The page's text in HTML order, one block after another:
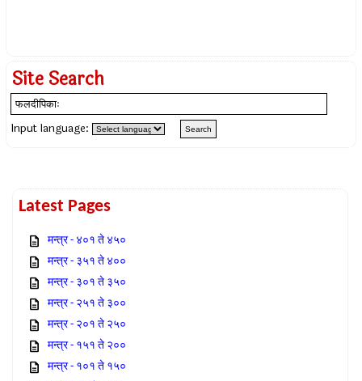
Site Search
Input language:
Latest Pages
मन्त्र - ४०१ ते ४५०
मन्त्र - ३५१ ते ४००
मन्त्र - ३०१ ते ३५०
मन्त्र - २५१ ते ३००
मन्त्र - २०१ ते २५०
मन्त्र - १५१ ते २००
मन्त्र - १०१ ते १५०